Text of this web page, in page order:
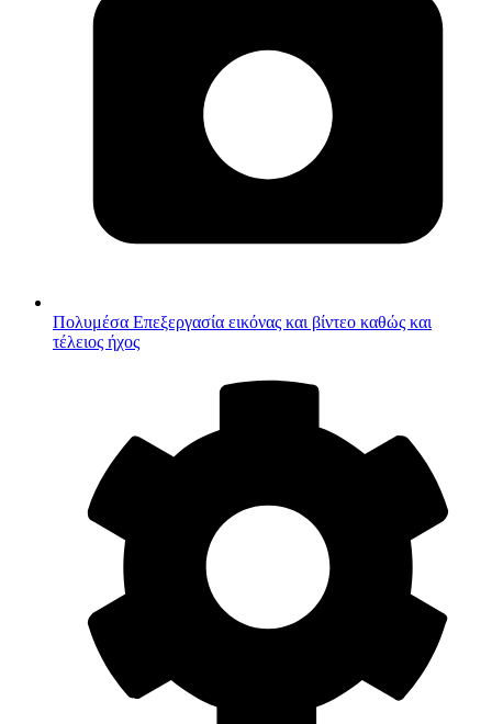
Πολυμέσα Επεξεργασία εικόνας και βίντεο καθώς και
τέλειος ήχος